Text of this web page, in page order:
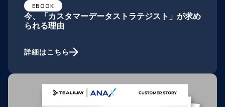
EBOOK
今、「カスタマーデータストラテジスト」が求め
られる理由
詳細はこちら